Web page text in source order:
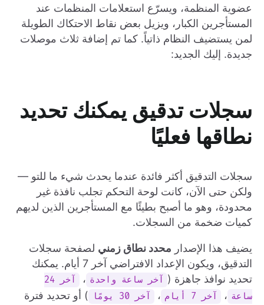
عضوية المنظمة، ويسرّع استعلامات المنظمات عند
المستأجرين الكبار، ويزيل بعض نقاط الاحتكاك الطويلة
لمن يستضيف النظام ذاتياً. كما تم إضافة ثلاث موصلات
جديدة. إليك الجديد:
سجلات تدقيق يمكنك تحديد
نطاقها فعليًا
سجلات التدقيق أكثر فائدة عندما يحدث شيء ما للتو —
ولكن حتى الآن، كانت لوحة التحكم تجلب نافذة غير
محدودة، وهو ما أصبح بطيئًا مع المستأجرين الذين لديهم
كميات ضخمة من السجلات.
يضيف هذا الإصدار محدد نطاق زمني لصفحة سجلات
التدقيق، ويكون الإعداد الافتراضي آخر 7 أيام. يمكنك
تحديد نوافذ جاهزة ( آخر ساعة واحدة ،
آخر 24
ساعة ، آخر 7 أيام ، آخر 30 يومًا
) أو تحديد فترة